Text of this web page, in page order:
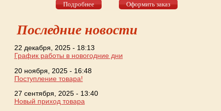
Подробнее Оформить заказ
Последние новости
22 декабря, 2025 - 18:13
График работы в новогодние дни
20 ноября, 2025 - 16:48
Поступление товара!
27 сентября, 2025 - 13:40
Новый приход товара